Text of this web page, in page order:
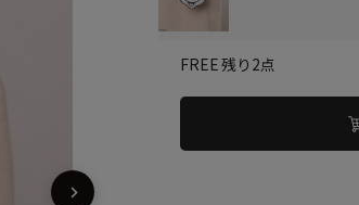
FREE残り2点